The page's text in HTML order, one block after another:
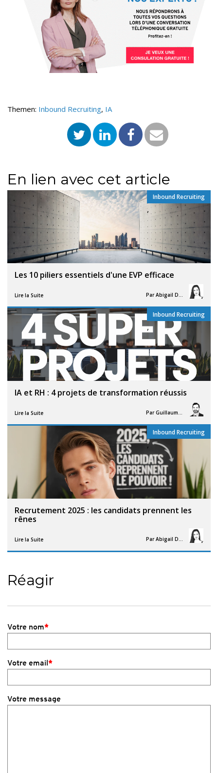
Themen: Inbound Recruiting, IA
En lien avec cet article
Les 10 piliers essentiels d'une EVP efficace
Lire la Suite Par
Inbound Recruiting
,
IA et RH : 4 projets de transformation réussis
Lire la Suite Par
Inbound Recruiting
,
Recrutement 2025 : les candidats prennent les
rênes
Lire la Suite Par
Inbound Recruiting
,
Réagir
Votre nom*
Votre email*
Votre message